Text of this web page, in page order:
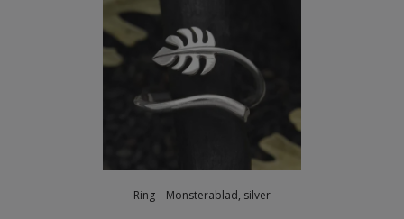
Ring – Monsterablad, silver